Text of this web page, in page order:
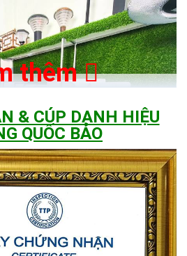
thêm
& CÚP DANH HIỆU
QUỐC BẢO